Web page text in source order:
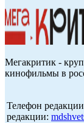
Мегакритик -
кинофильмы в
Телефон
редакции: